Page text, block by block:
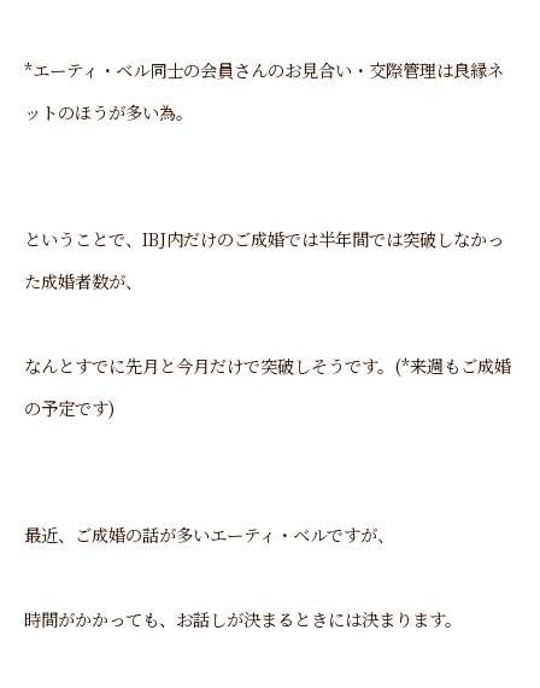
*エーティ・ベル同士の会員さんのお見合い・交際管理は良縁ネ
ットのほうが多い為。
ということで、IBJ内だけのご成婚では半年間では突破しなかっ
た成婚者数が、
なんとすでに先月と今月だけで突破しそうです。(*来週もご成婚
の予定です)
最近、ご成婚の話が多いエーティ・ベルですが、
時間がかかっても、お話しが決まるときには決まります。